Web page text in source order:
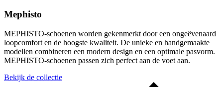
Mephisto
MEPHISTO-schoenen worden gekenmerkt door een ongeëvenaard
loopcomfort en de hoogste kwaliteit. De unieke en handgemaakte
modellen combineren een modern design en een optimale pasvorm.
MEPHISTO-schoenen passen zich perfect aan de voet aan.
Bekijk de collectie